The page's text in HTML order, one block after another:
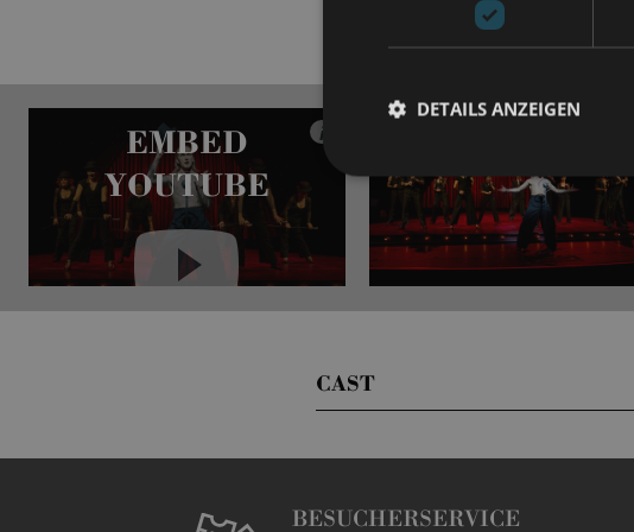
EMBED
YOUTUBE
i
CAST
BESUCHERSERVICE
DETAILS ANZEIGEN